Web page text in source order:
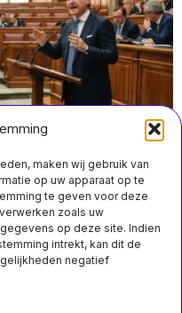
maken wij gebruik van
op uw apparaat op te
te geven voor deze
zoals uw
op deze site. Indien
intrekt, kan dit de
negatief
aan Oekraïne
verdeeldheid